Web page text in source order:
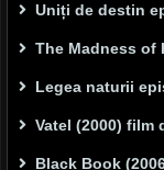
Uniți de destin
The Madness of
Legea naturii
Vatel (2000) film
Black Book